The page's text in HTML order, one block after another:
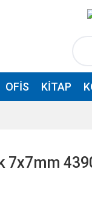
OFIS KITAP
7x7mm